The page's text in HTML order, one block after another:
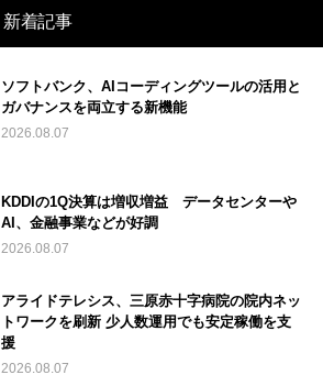
新着記事
ソフトバンク、AIコーディングツールの活用と
ガバナンスを両立する新機能
2026.08.07
KDDIの1Q決算は増収増益 データセンターや
AI、金融事業などが好調
2026.08.07
アライドテレシス、三原赤十字病院の院内ネッ
トワークを刷新 少人数運用でも安定稼働を支
援
2026.08.07